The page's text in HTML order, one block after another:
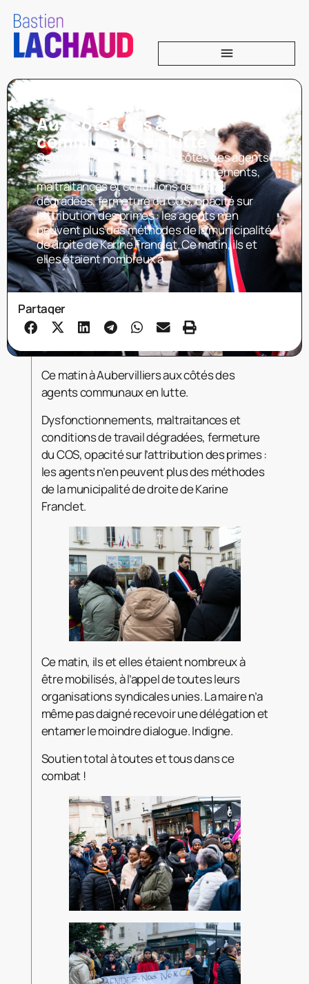
Aux côtés des agents
communaux en lutte
Ce matin à Aubervilliers aux côtés des agents
communaux en lutte. Dysfonctionnements,
maltraitances et conditions de travail
dégradées, fermeture du COS, opacité sur
l’attribution des primes : les agents n’en
peuvent plus des méthodes de la municipalité
de droite de Karine Franclet. Ce matin, ils et
elles étaient nombreux à
Partager
Ce matin à Aubervilliers aux côtés des
agents communaux en lutte.
Dysfonctionnements, maltraitances et
conditions de travail dégradées, fermeture
du COS, opacité sur l’attribution des primes :
les agents n’en peuvent plus des méthodes
de la municipalité de droite de Karine
Franclet.
Ce matin, ils et elles étaient nombreux à
être mobilisés, à l’appel de toutes leurs
organisations syndicales unies. La maire n’a
même pas daigné recevoir une délégation et
entamer le moindredialogue. Indigne.
Soutien total à toutes et tous dans ce
combat !